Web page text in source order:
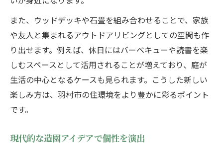
また、ウッドデッキや石畳を組み合わせることで、家族
や友人と集まれるアウトドアリビングとしての空間も作
り出せます。例えば、休日にはバーベキューや読書を楽
しむスペースとして活用されることが増えており、庭が
生活の中心となるケースも見られます。こうした新しい
楽しみ方は、羽村市の住環境をより豊かに彩るポイント
です。
現代的な造園アイデアで個性を演出